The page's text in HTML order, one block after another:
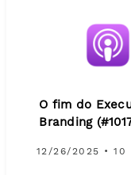
O fim do
Branding
12/26/2025 • 10